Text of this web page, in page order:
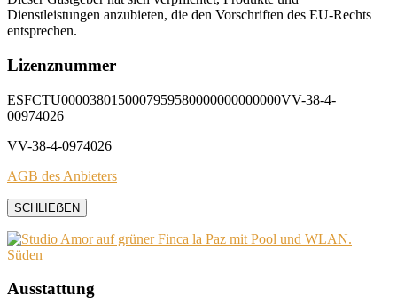
Dienstleistungen anzubieten, die den Vorschriften des EU-Rechts
entsprechen.
Lizenznummer
ESFCTU0000380150007959580000000000000VV-38-4-
00974026
VV-38-4-0974026
AGB des Anbieters
SCHLIEẞEN
Ausstattung